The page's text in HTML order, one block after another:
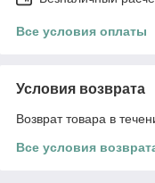
Все условия оплаты
Условия возврата
Возврат товара в
Все условия